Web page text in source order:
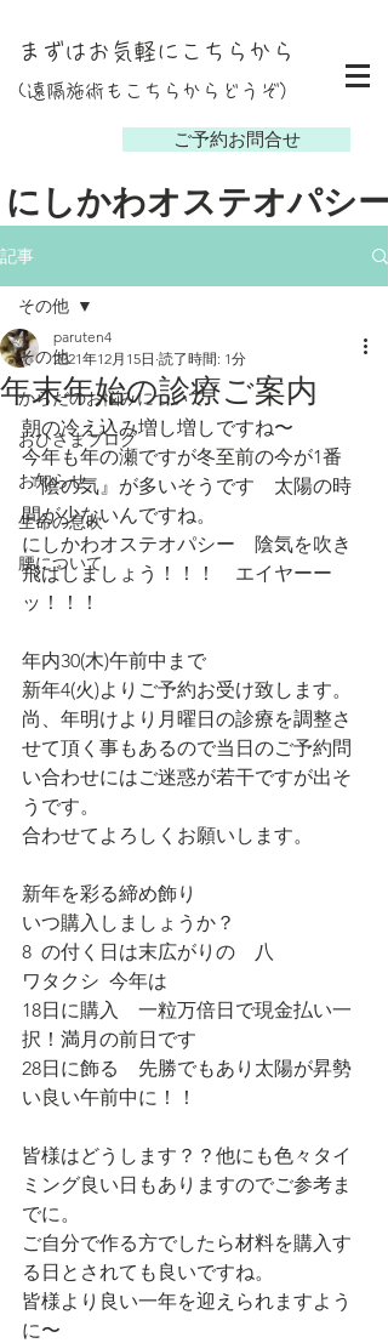
ご予約お問合せ
にしかわオステオパシー
まずはお気軽にこちらから
(遠隔施術もこちらからどうぞ）
記事
その他
からだのお悩みについて
おひさまブログ
お知らせ
生命の息吹
腰について
その他
年末年始の診療ご案内
paruten4
2021年12月15日 読了時間: 1分
朝の冷え込み増し増しですね〜
今年も年の瀬ですが冬至前の今が1番
『陰の気』が多いそうです　太陽の時
間が少ないんですね。
にしかわオステオパシー　陰気を吹き
飛ばしましょう！！！　エイヤーー
ッ！！！
年内30(木)午前中まで
新年4(火)よりご予約お受け致します。
尚、年明けより月曜日の診療を調整さ
せて頂く事もあるので当日のご予約問
い合わせにはご迷惑が若干ですが出そ
うです。
合わせてよろしくお願いします。
新年を彩る締め飾り
いつ購入しましょうか？
8  の付く日は末広がりの　八
ワタクシ  今年は
18日に購入　一粒万倍日で現金払い一
択！満月の前日です
28日に飾る　先勝でもあり太陽が昇勢
い良い午前中に！！
皆様はどうします？？他にも色々タイ
ミング良い日もありますのでご参考ま
でに。
ご自分で作る方でしたら材料を購入す
る日とされても良いですね。
皆様より良い一年を迎えられますよう
に〜